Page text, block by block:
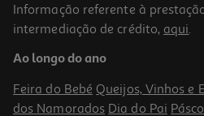
Cabo Hdmi Qilive G4217902 4k
10.99 €/un
10,99 €
Informação referente à
intermediação de crédito, aqui.
Ao longo do ano
Feira do Bebé Queijos, Vinhos e
dos Namorados Dia do Pai